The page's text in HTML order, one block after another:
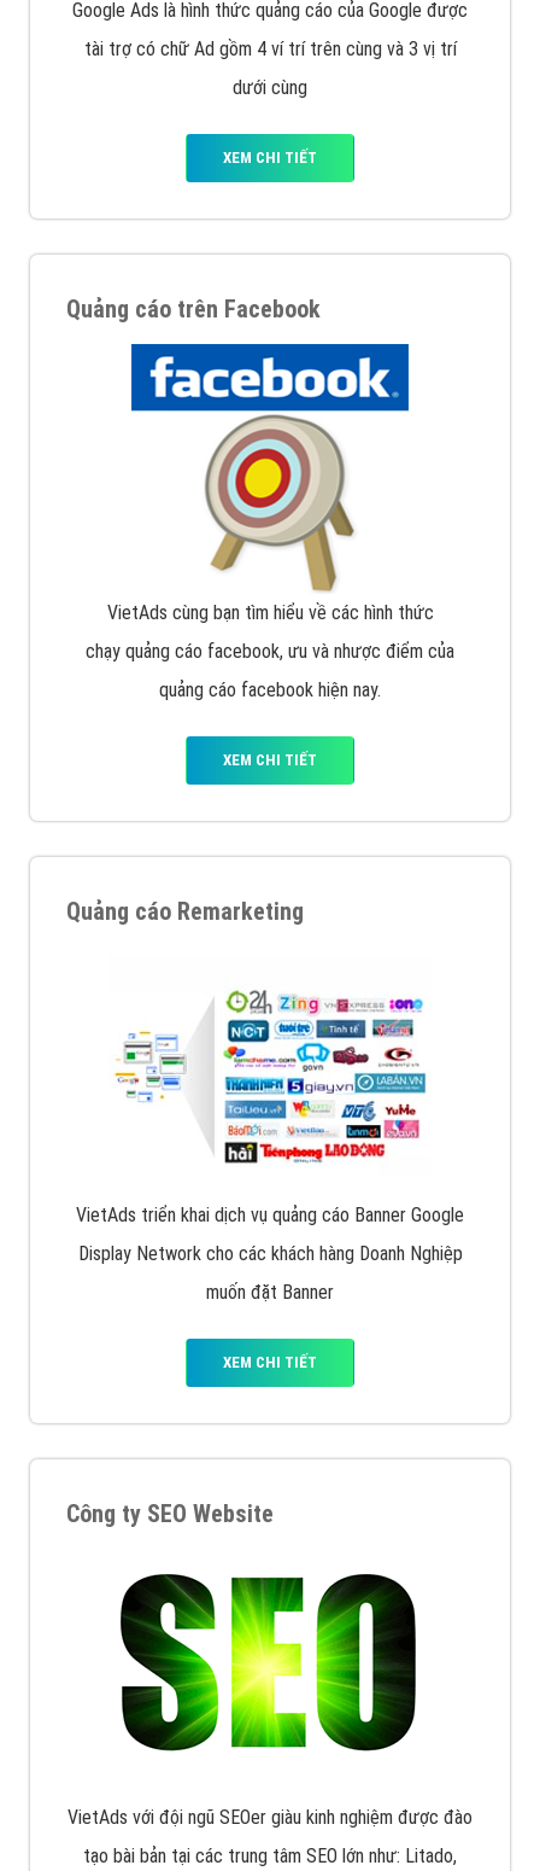
Google Ads là hình thức quảng cáo của Google được
tài trợ có chữ Ad gồm 4 ví trí trên cùng và 3 vị trí
dưới cùng
XEM CHI TIẾT
Quảng cáo trên Facebook
VietAds cùng bạn tìm hiểu về các hình thức
chạy quảng cáo facebook, ưu và nhược điểm của
quảng cáo facebook hiện nay.
XEM CHI TIẾT
Quảng cáo Remarketing
VietAds triển khai dịch vụ quảng cáo Banner Google
Display Network cho các khách hàng Doanh Nghiệp
muốn đặt Banner
XEM CHI TIẾT
Công ty SEO Website
VietAds với đội ngũ SEOer giàu kinh nghiệm được đào
tạo bài bản tại các trung tâm SEO lớn như: Litado,